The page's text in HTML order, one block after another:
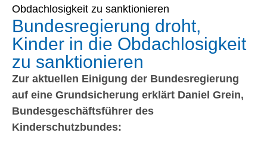
Obdachlosigkeit zu sanktionieren
Bundesregierung droht,
Kinder in die Obdachlosigkeit
zu sanktionieren
Zur aktuellen Einigung der Bundesregierung
auf eine Grundsicherung erklärt Daniel Grein,
Bundesgeschäftsführer des
Kinderschutzbundes: